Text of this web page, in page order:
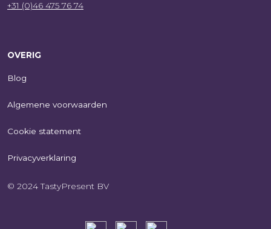
+31 (0)46 475 76 74
OVERIG
Blog
Algemene voorwaarden
Cookie statement
Privacyverklaring
© 2024 TastyPresent BV